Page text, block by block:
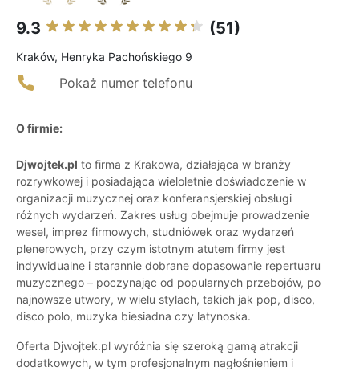
9.3 (51)
Kraków, Henryka Pachońskiego 9
Pokaż numer telefonu
O firmie:
Djwojtek.pl to firma z Krakowa, działająca w branży
rozrywkowej i posiadająca wieloletnie doświadczenie w
organizacji muzycznej oraz konferansjerskiej obsługi
różnych wydarzeń. Zakres usług obejmuje prowadzenie
wesel, imprez firmowych, studniówek oraz wydarzeń
plenerowych, przy czym istotnym atutem firmy jest
indywidualne i starannie dobrane dopasowanie repertuaru
muzycznego – poczynając od popularnych przebojów, po
najnowsze utwory, w wielu stylach, takich jak pop, disco,
disco polo, muzyka biesiadna czy latynoska.
Oferta Djwojtek.pl wyróżnia się szeroką gamą atrakcji
dodatkowych, w tym profesjonalnym nagłośnieniem i